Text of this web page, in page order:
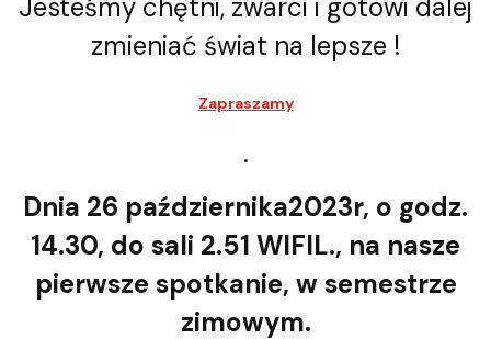
zmieniać świat na lepsze !
Zapraszamy
.
Dnia 26 października2023r, o godz.
14.30, do sali 2.51 WIFIL., na nasze
pierwsze spotkanie, w semestrze
zimowym.